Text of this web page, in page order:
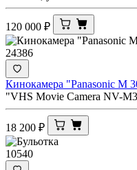
120 000 ₽
24386
Кинокамера "Panasonic M
"VHS Movie Camera NV-
18 200 ₽
10540